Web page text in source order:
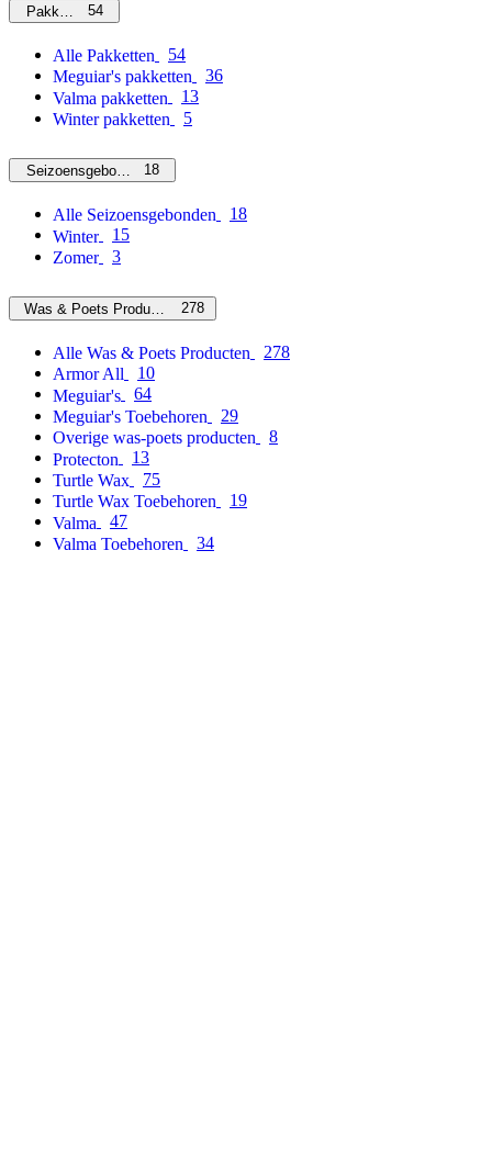
Pakketten54
Alle Pakketten
54
Meguiar's pakketten
36
Valma pakketten
13
Winter pakketten
5
Seizoensgebonden18
Alle Seizoensgebonden
18
Winter
15
Zomer
3
Was & Poets Producten 278
Alle Was & Poets Producten
278
Armor All
10
Meguiar's
64
Meguiar's Toebehoren
29
Overige was-poets producten
8
Protecton
13
Turtle Wax
75
Turtle Wax Toebehoren
19
Valma
47
Valma Toebehoren
34